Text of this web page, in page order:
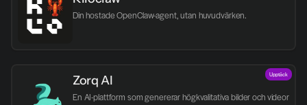
Din hostade OpenClaw-agent, utan huvudvärken.
Zorq AI
En AI-plattform som genererar högkvalitativa bilder och videor
Upptäck